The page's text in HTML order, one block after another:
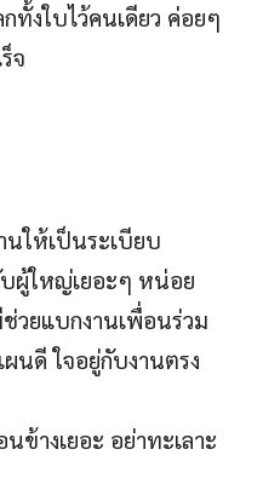
ทั้งใบไว้คนเดียว ค่อยๆ
จ
ให้เป็นระเบียบ
ผู้ใหญ่เยอะๆ หน่อย
วยแบกงานเพื่อนร่วม
นดี ใจอยู่กับงานตรง
ข้างเยอะ อย่าทะเลาะ